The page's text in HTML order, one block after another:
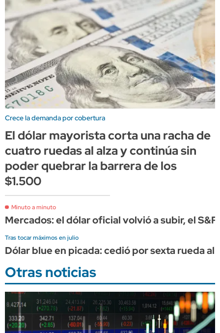
Crece la demanda por cobertura
El dólar mayorista corta una racha de
cuatro ruedas al alza y continúa sin
poder quebrar la barrera de los
$1.500
Minuto a minuto
Mercados: el dólar oficial volvió a subir, el
Tras tocar máximos en julio
Dólar blue en picada: cedió por sexta rueda
Otras noticias